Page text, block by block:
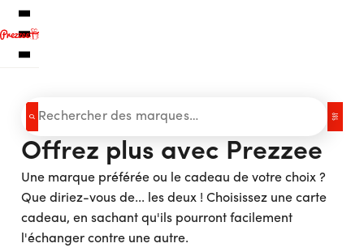
Cartes-cadeaux électroniques françaises
Cartes-cadeaux internationales
Service clientèle
Suivi des cadeaux
À propos de nous
Offrez plus avec Prezzee
Une marque préférée ou le cadeau de votre choix ?
Que diriez-vous de... les deux ! Choisissez une carte
cadeau, en sachant qu'ils pourront facilement
l'échanger contre une autre.